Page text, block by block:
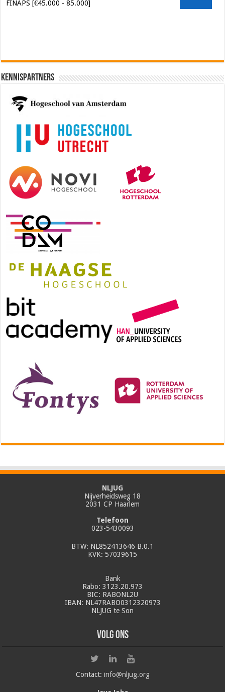
Kennispartners
NLJUG
Nijverheidsweg 18
2031 CP Haarlem
Telefoon
023-5430093
BTW: NL852413646 B.0.1
KVK: 57039615
Bank
Rabo: 3123.20.973
BIC: RABONL2U
IBAN: NL47RABO0312320973
NLJUG te Son
Volg ons
Contact: info@nljug.org